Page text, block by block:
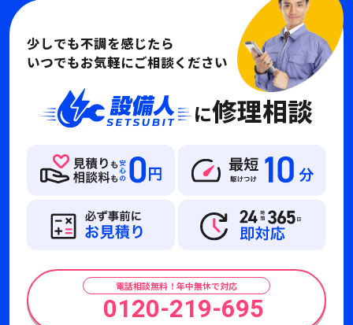
少しでも不調を感じたら
いつでもお気軽にご相談ください
に修理相談
電話相談無料！年中無休で対応
0120-219-695